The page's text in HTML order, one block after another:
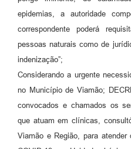
epidemias, a autoridade
correspondente poderá
pessoas naturais como de
indenização”;
Considerando a urgente
no Município de Viamão;
convocados e chamados os
que atuam em clínicas,
Viamão e Região, para